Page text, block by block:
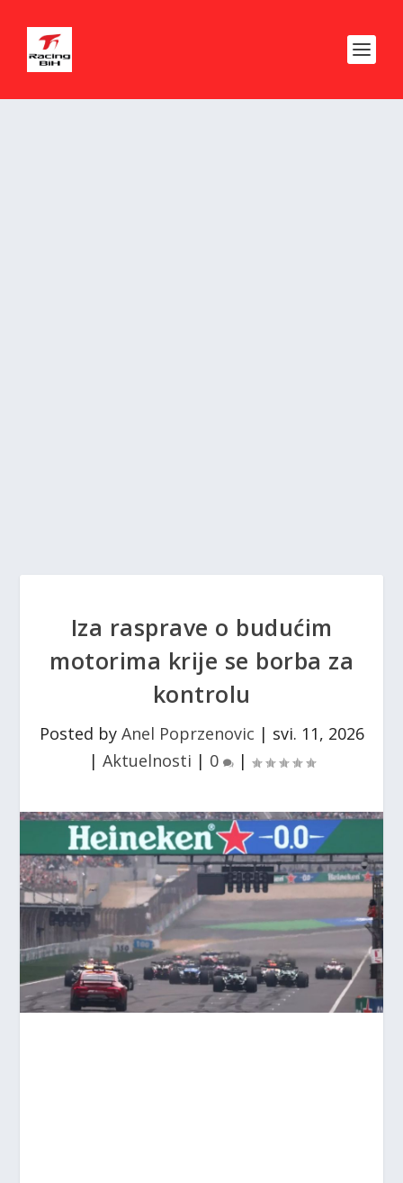
Iza rasprave o budućim
motorima krije se borba za
kontrolu
Posted by Anel Poprzenovic | svi. 11, 2026
| Aktuelnosti | 0 |